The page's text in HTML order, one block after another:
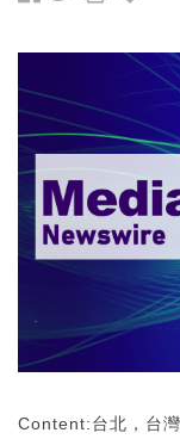
Content:台北，台